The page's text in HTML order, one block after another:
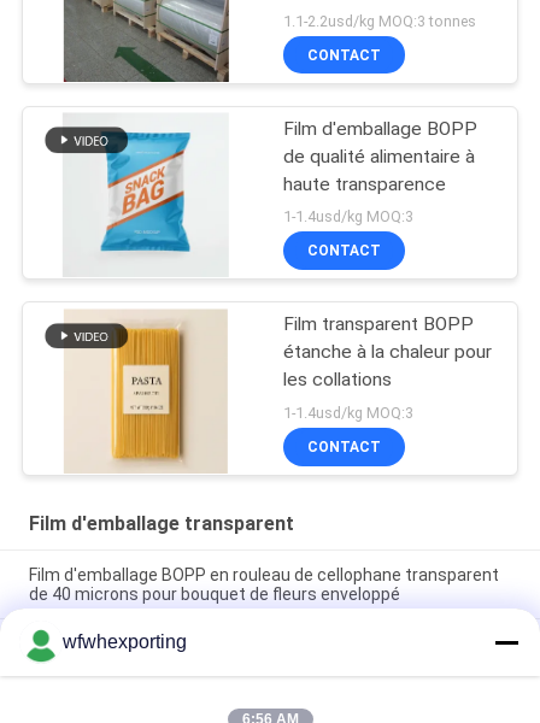
40 microns
1.1-2.2usd/kg MOQ:3 tonnes
CONTACT
Film d'emballage BOPP
de qualité alimentaire à
haute transparence
1-1.4usd/kg MOQ:3
CONTACT
Film transparent BOPP
étanche à la chaleur pour
les collations
1-1.4usd/kg MOQ:3
CONTACT
Film d'emballage transparent
Film d'emballage BOPP en rouleau de cellophane transparent
de 40 microns pour bouquet de fleurs enveloppé
Films BOPP étanches thermiquement d'un côté et étanches
thermiquement de deux côtés
Filtre d'emballage transparent à double poche fermeture à
wfwhexporting
6:56 AM